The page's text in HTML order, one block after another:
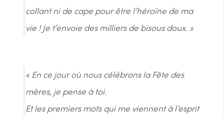
collant ni de cape pour être l’héroïne de ma
vie ! Je t’envoie des milliers de bisous doux. »
« En ce jour où nous célébrons la Fête des
mères, je pense à toi.
Et les premiers mots qui me viennent à l’esprit